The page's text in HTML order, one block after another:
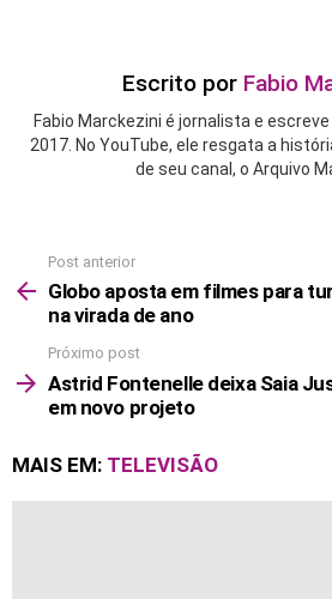
Escrito por Fabio
Fabio Marckezini é jornalista e
2017. No YouTube, ele resgata a
de seu canal, o Arquivo
more
Post anterior
Globo aposta em filmes para
na virada de ano
Próximo post
Astrid Fontenelle deixa Saia
em novo projeto
MAIS EM: TELEVISÃO